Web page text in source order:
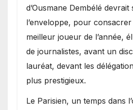
d’Ousmane Dembélé devrait
l’enveloppe, pour consacrer
meilleur joueur de l’année,
de journalistes, avant un
lauréat, devant les
plus prestigieux.
Le Parisien, un temps dans